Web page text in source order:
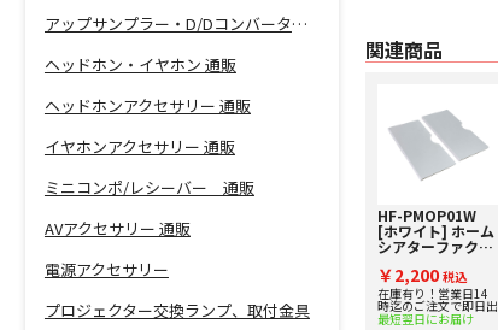
アップサンプラー・D/Dコンバーター 通販
ヘッドホン・イヤホン 通販
ヘッドホンアクセサリー 通販
イヤホンアクセサリー 通販
ミニコンポ/レシーバー 通販
AVアクセサリー 通販
電源アクセサリー
プロジェクター交換ランプ、取付金具
関連商品
HF-PMOP01W
[ホワイト] ホーム
シアターファクト
ー用天吊り金具カ
バー
￥2,200 税込
在庫有り！営業日14
時迄のご注文で即日出
最短翌日にお届け